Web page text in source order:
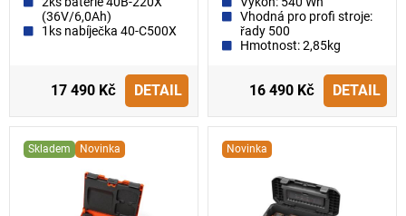
(36V/6,0Ah)
1ks nabíječka 40-C500X
17 490 Kč DETAIL
Vhodná pro profi stroje:
řady 500
Hmotnost: 2,85kg
16 490 Kč DETAIL
Skladem Novinka Novinka